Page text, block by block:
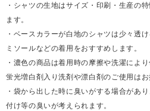
・シャツの生地はサイズ・印刷・生産の
ます。
・ベースカラーが白地のシャツは少々透
ミソールなどの着用をおすすめします。
・濃色の商品は着用時の摩擦や洗濯によ
蛍光増白剤入り洗剤や漂白剤のご使用はお
・袋から出した時に臭いがする場合があ
付け等の臭いが考えられます。